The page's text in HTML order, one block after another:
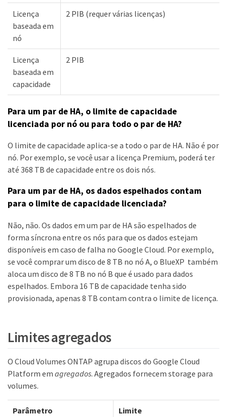
Licença
baseada em
nó
2 PIB (requer várias licenças)
Licença
baseada em
capacidade
2 PIB
Para um par de HA, o limite de capacidade
licenciada por nó ou para todo o par de HA?
O limite de capacidade aplica-se a todo o par de HA. Não é por
nó. Por exemplo, se você usar a licença Premium, poderá ter
até 368 TB de capacidade entre os dois nós.
Para um par de HA, os dados espelhados contam
para o limite de capacidade licenciada?
Não, não. Os dados em um par de HA são espelhados de
forma síncrona entre os nós para que os dados estejam
disponíveis em caso de falha no Google Cloud. Por exemplo,
se você comprar um disco de 8 TB no nó A, o BlueXP também
aloca um disco de 8 TB no nó B que é usado para dados
espelhados. Embora 16 TB de capacidade tenha sido
provisionada, apenas 8 TB contam contra o limite de licença.
Limites agregados
O Cloud Volumes ONTAP agrupa discos do Google Cloud
Platform em agregados. Agregados fornecem storage para
volumes.
Parâmetro Limite